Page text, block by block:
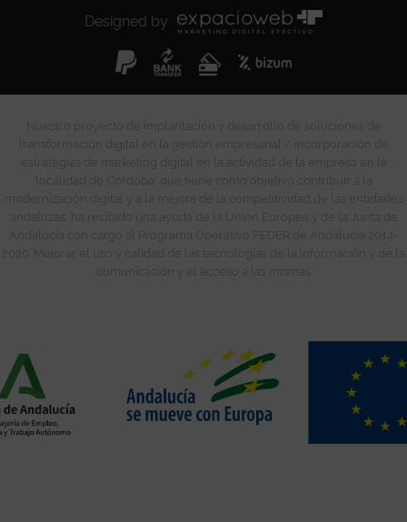
Designed by